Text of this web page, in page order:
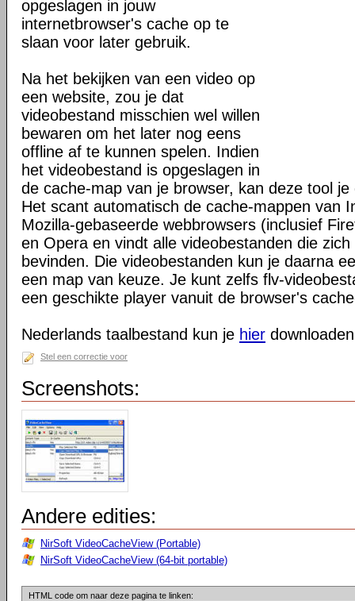
opgeslagen in jouw
internetbrowser's cache op te
slaan voor later gebruik.
Na het bekijken van een video op
een website, zou je dat
videobestand misschien wel willen
bewaren om het later nog eens
offline af te kunnen spelen. Indien
het videobestand is opgeslagen in
de cache-map van je browser, kan deze tool je
Het scant automatisch de cache-mappen van
Mozilla-gebaseerde webbrowsers (inclusief
en Opera en vindt alle videobestanden die
bevinden. Die videobestanden kun je daarna
een map van keuze. Je kunt zelfs flv-
een geschikte player vanuit de browser's
Nederlands taalbestand kun je hier
Stel een correctie voor
Screenshots:
Andere edities:
NirSoft VideoCacheView (Portable)
NirSoft VideoCacheView (64-bit portable)
HTML code om naar deze pagina te linken: